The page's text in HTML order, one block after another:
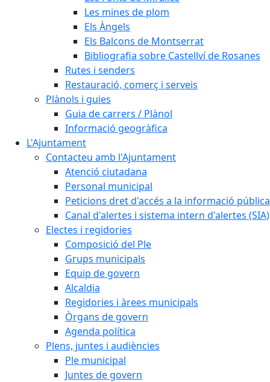
Les mines de plom
Els Àngels
Els Balcons de Montserrat
Bibliografia sobre Castellví de Rosanes
Rutes i senders
Restauració, comerç i serveis
Plànols i guies
Guia de carrers / Plànol
Informació geogràfica
L'Ajuntament
Contacteu amb l'Ajuntament
Atenció ciutadana
Personal municipal
Peticions dret d'accés a la informació pública
Canal d'alertes i sistema intern d'alertes (SIA)
Electes i regidories
Composició del Ple
Grups municipals
Equip de govern
Alcaldia
Regidories i àrees municipals
Òrgans de govern
Agenda política
Plens, juntes i audiències
Ple municipal
Juntes de govern